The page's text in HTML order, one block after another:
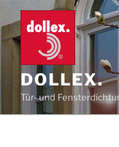
Zum
Inhalt
springen
DOLLEX.
Tür- und